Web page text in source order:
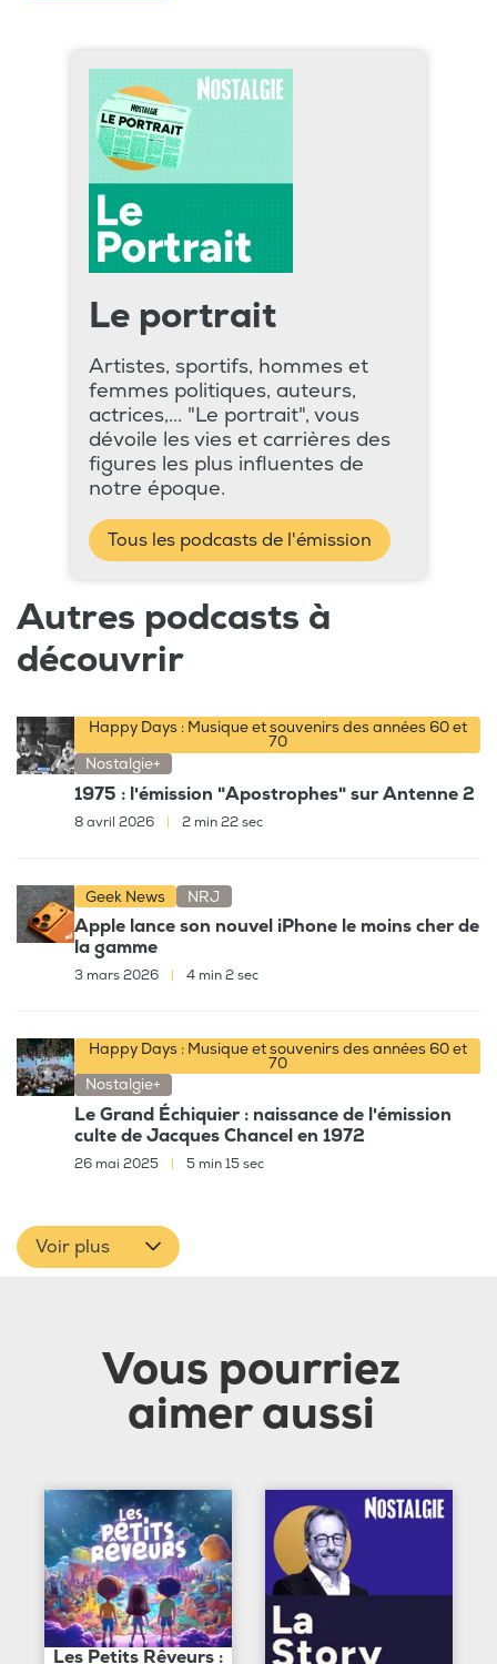
Le portrait
Artistes, sportifs, hommes et
femmes politiques, auteurs,
actrices,... "Le portrait", vous
dévoile les vies et carrières des
figures les plus influentes de
notre époque.
Tous les podcasts de l'émission
Autres podcasts à
découvrir
Happy Days : Musique et souvenirs des années 60 et
70
Nostalgie+
1975 : l'émission "Apostrophes" sur Antenne 2
8 avril 2026 2 min 22 sec
Geek News NRJ
Apple lance son nouvel iPhone le moins cher de
la gamme
3 mars 2026 | 4 min 2 sec
Happy Days : Musique et souvenirs des années 60 et
70
Nostalgie+
Le Grand Échiquier : naissance de l'émission
culte de Jacques Chancel en 1972
26 mai 2025 5 min 15 sec
Voir plus
Vous pourriez
aimer aussi
Les Petits Rêveurs :